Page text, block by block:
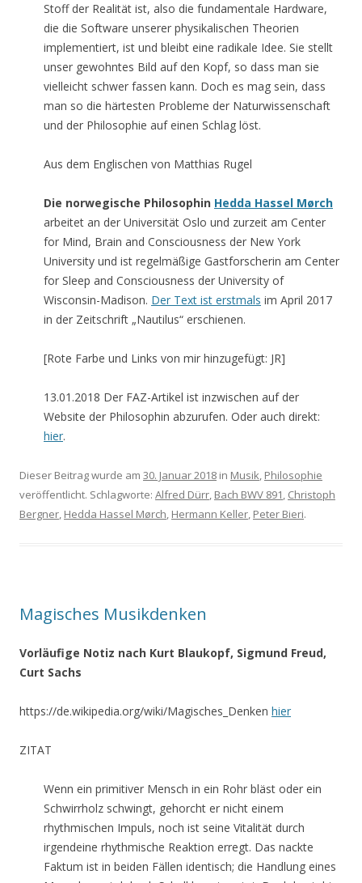
Stoff der Realität ist, also die fundamentale Hardware,
die die Software unserer physikalischen Theorien
implementiert, ist und bleibt eine radikale Idee. Sie stellt
unser gewohntes Bild auf den Kopf, so dass man sie
vielleicht schwer fassen kann. Doch es mag sein, dass
man so die härtesten Probleme der Naturwissenschaft
und der Philosophie auf einen Schlag löst.
Aus dem Englischen von Matthias Rugel
Die norwegische Philosophin Hedda Hassel Mørch
arbeitet an der Universität Oslo und zurzeit am Center
for Mind, Brain and Consciousness der New York
University und ist regelmäßige Gastforscherin am Center
for Sleep and Consciousness der University of
Wisconsin-Madison. Der Text ist erstmals im April 2017
in der Zeitschrift „Nautilus“ erschienen.
[Rote Farbe und Links von mir hinzugefügt: JR]
13.01.2018 Der FAZ-Artikel ist inzwischen auf der
Website der Philosophin abzurufen. Oder auch direkt:
hier.
Dieser Beitrag wurde am 30. Januar 2018 in Musik, Philosophie
veröffentlicht. Schlagworte: Alfred Dürr, Bach BWV 891, Christoph
Bergner, Hedda Hassel Mørch, Hermann Keller, Peter Bieri.
Magisches Musikdenken
Vorläufige Notiz nach Kurt Blaukopf, Sigmund Freud,
Curt Sachs
https://de.wikipedia.org/wiki/Magisches_Denken hier
ZITAT
Wenn ein primitiver Mensch in ein Rohr bläst oder ein
Schwirrholz schwingt, gehorcht er nicht einem
rhythmischen Impuls, noch ist seine Vitalität durch
irgendeine rhythmische Reaktion erregt. Das nackte
Faktum ist in beiden Fällen identisch; die Handlung eines